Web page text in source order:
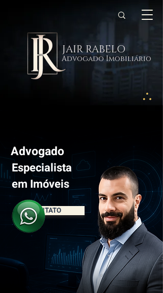
JAIR RABELO
Advogado Imobiliário
Advogado
Especialista
em Imóveis
CONTATO